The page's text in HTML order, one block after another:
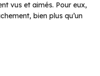
vus et aimés. Pour eux,
bien plus qu’un